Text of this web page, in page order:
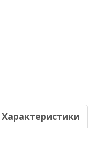
Характеристики